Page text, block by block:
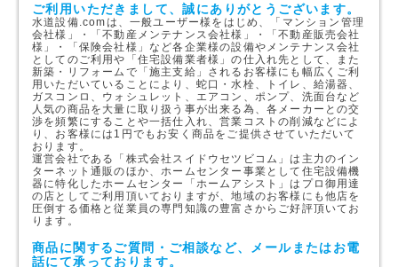
ご利用いただきまして、誠にありがとうございます。
水道設備.comは、一般ユーザー様をはじめ、「マンション管理
会社様」・「不動産メンテナンス会社様」・「不動産販売会社
様」・「保険会社様」など各企業様の設備やメンテナンス会社
としてのご利用や「住宅設備業者様」の仕入れ先として、また
新築・リフォームで「施主支給」されるお客様にも幅広くご利
用いただいていることにより、蛇口・水栓、トイレ、給湯器、
ガスコンロ、ウォシュレット、エアコン、ポンプ、洗面台など
人気の商品を大量に取り扱う事が出来る為、各メーカーとの交
渉を頻繁にすることや一括仕入れ、営業コストの削減などによ
り、お客様には1円でもお安く商品をご提供させていただいて
おります。
運営会社である「株式会社スイドウセツビコム」は主力のイン
ターネット通販のほか、ホームセンター事業として住宅設備機
器に特化したホームセンター「ホームアシスト」はプロ御用達
の店としてご利用頂いておりますが、地域のお客様にも他店を
圧倒する価格と従業員の専門知識の豊富さからご好評頂いてお
ります。
商品に関するご質問・ご相談など、メールまたはお電
話にて承っております。